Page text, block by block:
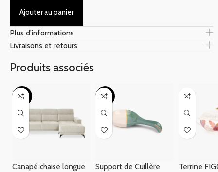
Ajouter au panier
Plus d'informations
Livraisons et retours
Produits associés
-40%
Canapé chaise longue
-50%
Support de Cuillère
Terrine